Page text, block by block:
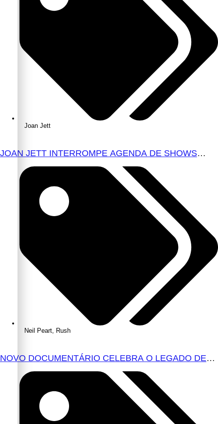
Joan Jett
JOAN JETT INTERROMPE AGENDA DE SHOWS
Neil Peart Rush
NOVO DOCUMENTÁRIO CELEBRA O LEGADO DE
ENTREVISTAS